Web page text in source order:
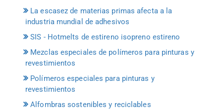
La escasez de materias primas afecta a la
industria mundial de adhesivos
SIS - Hotmelts de estireno isopreno estireno
Mezclas especiales de polímeros para pinturas y
revestimientos
Polímeros especiales para pinturas y
revestimientos
Alfombras sostenibles y reciclables